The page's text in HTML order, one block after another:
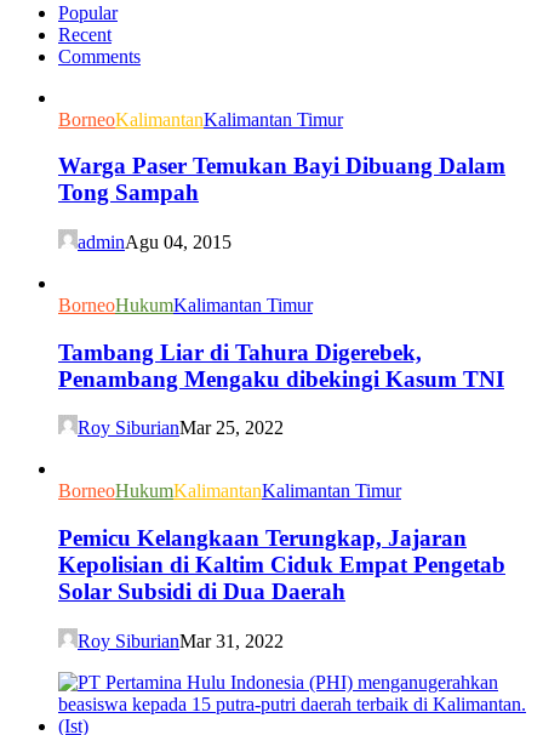
Popular
Recent
Comments
BorneoKalimantanKalimantan Timur
Warga Paser Temukan Bayi Dibuang Dalam
Tong Sampah
adminAgu 04, 2015
BorneoHukumKalimantan Timur
Tambang Liar di Tahura Digerebek,
Penambang Mengaku dibekingi Kasum TNI
Roy SiburianMar 25, 2022
BorneoHukumKalimantanKalimantan Timur
Pemicu Kelangkaan Terungkap, Jajaran
Kepolisian di Kaltim Ciduk Empat Pengetab
Solar Subsidi di Dua Daerah
Roy SiburianMar 31, 2022